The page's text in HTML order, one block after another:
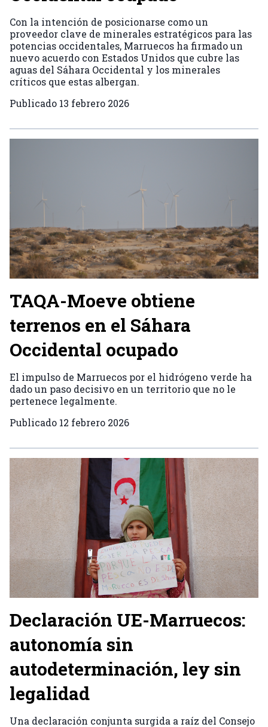
Con la intención de posicionarse como un
proveedor clave de minerales estratégicos para las
potencias occidentales, Marruecos ha firmado un
nuevo acuerdo con Estados Unidos que cubre las
aguas del Sáhara Occidental y los minerales
críticos que estas albergan.
Publicado 13 febrero 2026
TAQA-Moeve obtiene
terrenos en el Sáhara
Occidental ocupado
El impulso de Marruecos por el hidrógeno verde ha
dado un paso decisivo en un territorio que no le
pertenece legalmente.
Publicado 12 febrero 2026
Declaración UE-Marruecos:
autonomía sin
autodeterminación, ley sin
legalidad
Una declaración conjunta surgida a raíz del Consejo